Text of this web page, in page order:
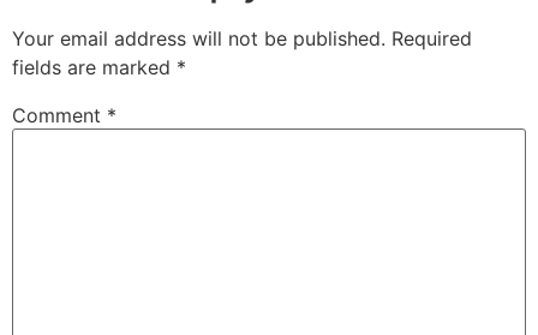
Your email address will not be published. Required
fields are marked *
Comment *